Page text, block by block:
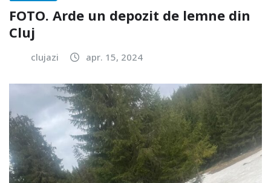
FOTO. Arde un depozit de lemne din
Cluj
clujazi apr. 15, 2024